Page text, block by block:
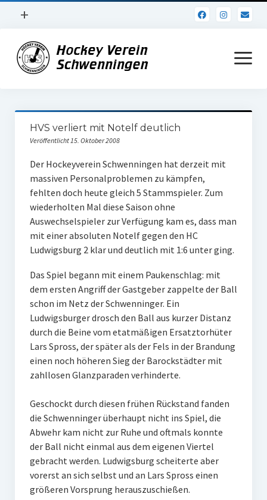
Menü
+
Impressum
Datenschutz
Menü
öffnen
Verein
Daten und Fakten
Vereinsheim
Hockey Shirts
FSJ Stelle
W U12
M U18
M U14
Internationale Hallenhockeyturnier
Sieger
HVS verliert mit Notelf deutlich
Veröffentlicht 15. Oktober 2008
Der Hockeyverein Schwenningen hat derzeit mit
massiven Personalproblemen zu kämpfen,
fehlten doch heute gleich 5 Stammspieler. Zum
wiederholten Mal diese Saison ohne
Auswechselspieler zur Verfügung kam es, dass man
mit einer absoluten Notelf gegen den HC
Ludwigsburg 2 klar und deutlich mit 1:6 unter ging.
Das Spiel begann mit einem Paukenschlag: mit
dem ersten Angriff der Gastgeber zappelte der Ball
schon im Netz der Schwenninger. Ein
Ludwigsburger drosch den Ball aus kurzer Distanz
durch die Beine vom etatmäßigen Ersatztorhüter
Lars Spross, der später als der Fels in der Brandung
einen noch höheren Sieg der Barockstädter mit
zahllosen Glanzparaden verhinderte.
Geschockt durch diesen frühen Rückstand fanden
die Schwenninger überhaupt nicht ins Spiel, die
Abwehr kam nicht zur Ruhe und oftmals konnte
der Ball nicht einmal aus dem eigenen Viertel
gebracht werden. Ludwigsburg scheiterte aber
vorerst an sich selbst und an Lars Spross einen
größeren Vorsprung herauszuschießen.